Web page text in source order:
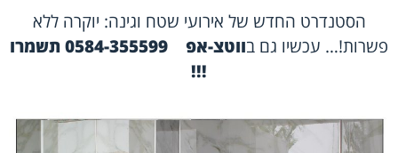
הסטנדרט החדש של אירועי שטח וגינה: יוקרה ללא
פשרות!… עכשיו גם בווטצ-אפ
0584-355599 תשמרו
!!!